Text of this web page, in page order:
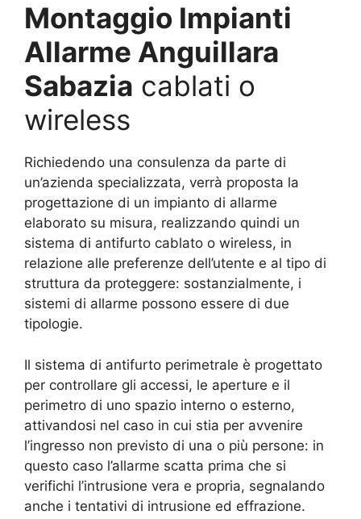
Montaggio Impianti
Allarme Anguillara
Sabazia cablati o
wireless
Richiedendo una consulenza da parte di
un’azienda specializzata, verrà proposta la
progettazione di un impianto di allarme
elaborato su misura, realizzando quindi un
sistema di antifurto cablato o wireless, in
relazione alle preferenze dell’utente e al tipo di
struttura da proteggere: sostanzialmente, i
sistemi di allarme possono essere di due
tipologie.
Il sistema di antifurto perimetrale è progettato
per controllare gli accessi, le aperture e il
perimetro di uno spazio interno o esterno,
attivandosi nel caso in cui stia per avvenire
l’ingresso non previsto di una o più persone: in
questo caso l’allarme scatta prima che si
verifichi l’intrusione vera e propria, segnalando
anche i tentativi di intrusione ed effrazione.